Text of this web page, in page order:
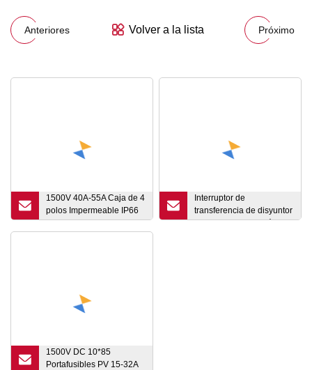
Anteriores Volver a la lista Próximo
1500V 40A-55A Caja de 4
polos Impermeable IP66
DC Interruptor de
Interruptor de
transferencia de disyuntor
en miniatura automático
1500V DC 10*85
Portafusibles PV 15-32A